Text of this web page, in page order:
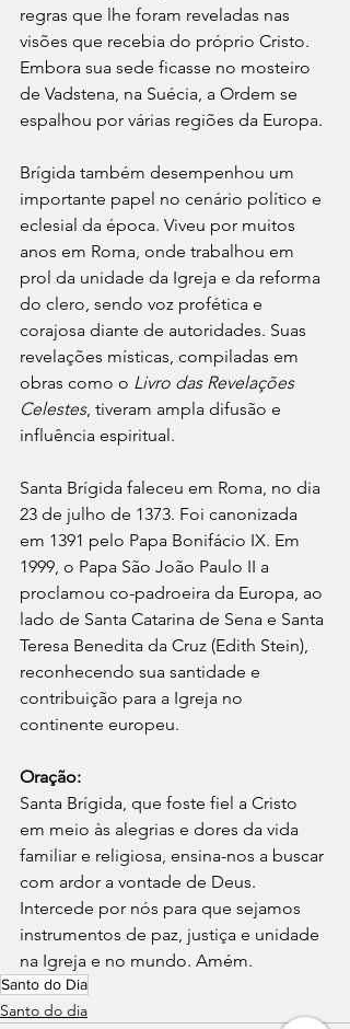
regras que lhe foram reveladas nas
visões que recebia do próprio Cristo.
Embora sua sede ficasse no mosteiro
de Vadstena, na Suécia, a Ordem se
espalhou por várias regiões da Europa.
Brígida também desempenhou um
importante papel no cenário político e
eclesial da época. Viveu por muitos
anos em Roma, onde trabalhou em
prol da unidade da Igreja e da reforma
do clero, sendo voz profética e
corajosa diante de autoridades. Suas
revelações místicas, compiladas em
obras como o Livro das Revelações
Celestes, tiveram ampla difusão e
influência espiritual.
Santa Brígida faleceu em Roma, no dia
23 de julho de 1373. Foi canonizada
em 1391 pelo Papa Bonifácio IX. Em
1999, o Papa São João Paulo II a
proclamou co-padroeira da Europa, ao
lado de Santa Catarina de Sena e Santa
Teresa Benedita da Cruz (Edith Stein),
reconhecendo sua santidade e
contribuição para a Igreja no
continente europeu.
Oração:
Santa Brígida, que foste fiel a Cristo
em meio às alegrias e dores da vida
familiar e religiosa, ensina-nos a buscar
com ardor a vontade de Deus.
Intercede por nós para que sejamos
instrumentos de paz, justiça e unidade
na Igreja e no mundo. Amém.
Santo do Dia
Santo do dia